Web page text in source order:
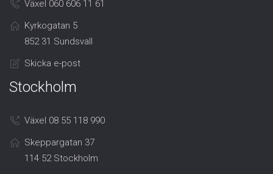
Växel 060 606 11 61
Kyrkogatan 5
852 31 Sundsvall
Skicka e-post
Stockholm
Växel 08 55 118 990
Skeppargatan 37
114 52 Stockholm